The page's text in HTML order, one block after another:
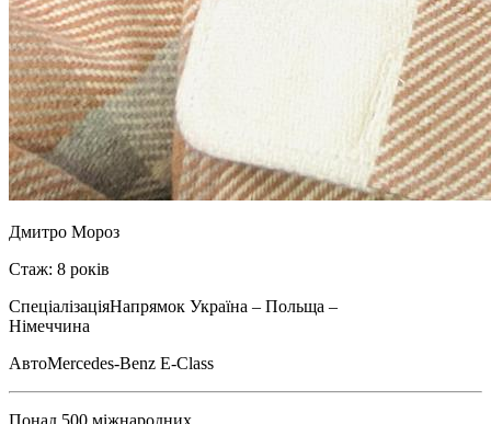
Дмитро Мороз
Стаж: 8 років
СпеціалізаціяНапрямок Україна – Польща –
Німеччина
АвтоMercedes-Benz E-Class
Понад 500 міжнародних